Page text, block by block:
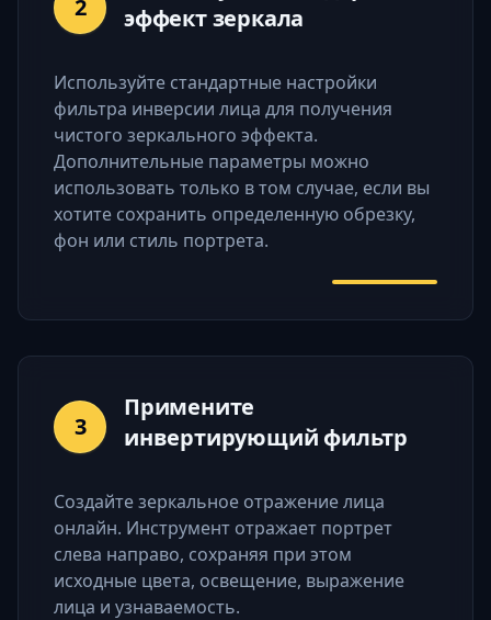
2
эффект зеркала
Используйте стандартные настройки
фильтра инверсии лица для получения
чистого зеркального эффекта.
Дополнительные параметры можно
использовать только в том случае, если вы
хотите сохранить определенную обрезку,
фон или стиль портрета.
3
Примените
инвертирующий фильтр
Создайте зеркальное отражение лица
онлайн. Инструмент отражает портрет
слева направо, сохраняя при этом
исходные цвета, освещение, выражение
лица и узнаваемость.